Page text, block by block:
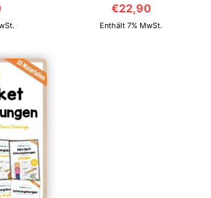
von 5
€22,90
Enthält 7% MwSt.